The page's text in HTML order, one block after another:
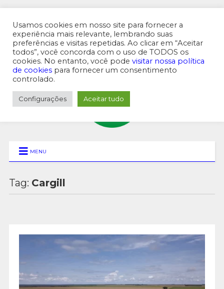
MENU SUPERIOR
MENU
Tag: Cargill
Usamos cookies em nosso site para fornecer a
experiência mais relevante, lembrando suas
preferências e visitas repetidas. Ao clicar em “Aceitar
todos”, você concorda com o uso de TODOS os
cookies. No entanto, você pode visitar nossa política
de cookies para fornecer um consentimento
controlado.
Configurações Aceitar tudo